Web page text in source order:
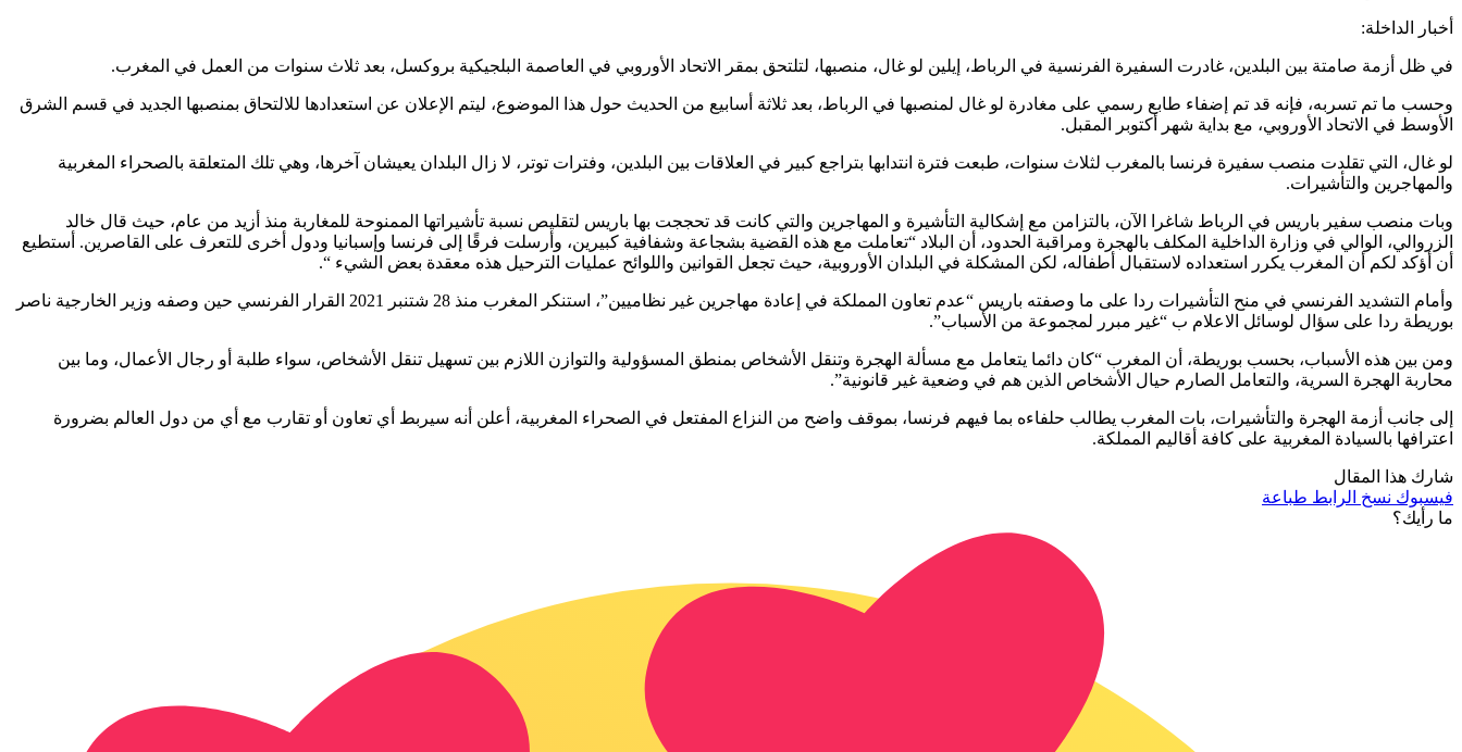
أخبار الداخلة:
في ظل أزمة صامتة بين البلدين، غادرت السفيرة الفرنسية في الرباط، إيلين لو غال، منصبها، لتلتحق بمقر الاتحاد الأوروبي في العاصمة البلجيكية بروكسل، بعد ثلاث سنوات من العمل في المغرب.
وحسب ما تم تسربه، فإنه قد تم إضفاء طابع رسمي على مغادرة لو غال لمنصبها في الرباط، بعد ثلاثة أسابيع من الحديث حول هذا الموضوع، ليتم الإعلان عن استعدادها للالتحاق بمنصبها الجديد في قسم الشرق
الأوسط في الاتحاد الأوروبي، مع بداية شهر أكتوبر المقبل.
لو غال، التي تقلدت منصب سفيرة فرنسا بالمغرب لثلاث سنوات، طبعت فترة انتدابها بتراجع كبير في العلاقات بين البلدين، وفترات توتر، لا زال البلدان يعيشان آخرها، وهي تلك المتعلقة بالصحراء المغربية
والمهاجرين والتأشيرات.
وبات منصب سفير باريس في الرباط شاغرا الآن، بالتزامن مع إشكالية التأشيرة و المهاجرين والتي كانت قد تحججت بها باريس لتقليص نسبة تأشيراتها الممنوحة للمغاربة منذ أزيد من عام، حيث قال خالد
الزروالي، الوالي في وزارة الداخلية المكلف بالهجرة ومراقبة الحدود، أن البلاد “تعاملت مع هذه القضية بشجاعة وشفافية كبيرين، وأرسلت فرقًا إلى فرنسا وإسبانيا ودول أخرى للتعرف على القاصرين. أستطيع
أن أؤكد لكم أن المغرب يكرر استعداده لاستقبال أطفاله، لكن المشكلة في البلدان الأوروبية، حيث تجعل القوانين واللوائح عمليات الترحيل هذه معقدة بعض الشيء “.
وأمام التشديد الفرنسي في منح التأشيرات ردا على ما وصفته باريس “عدم تعاون المملكة في إعادة مهاجرين غير نظاميين”، استنكر المغرب منذ 28 شتنبر 2021 القرار الفرنسي حين وصفه وزير الخارجية ناصر
بوريطة ردا على سؤال لوسائل الاعلام ب “غير مبرر لمجموعة من الأسباب”.
ومن بين هذه الأسباب، بحسب بوريطة، أن المغرب “كان دائما يتعامل مع مسألة الهجرة وتنقل الأشخاص بمنطق المسؤولية والتوازن اللازم بين تسهيل تنقل الأشخاص، سواء طلبة أو رجال الأعمال، وما بين
محاربة الهجرة السرية، والتعامل الصارم حيال الأشخاص الذين هم في وضعية غير قانونية”.
إلى جانب أزمة الهجرة والتأشيرات، بات المغرب يطالب حلفاءه بما فيهم فرنسا، بموقف واضح من النزاع المفتعل في الصحراء المغربية، أعلن أنه سيربط أي تعاون أو تقارب مع أي من دول العالم بضرورة
اعترافها بالسيادة المغربية على كافة أقاليم المملكة.
شارك هذا المقال
فيسبوك نسخ الرابط طباعة
ما رأيك؟